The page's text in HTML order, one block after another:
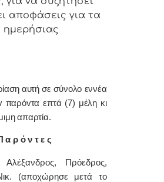
απoφάσεις για τα
ημερήσιας
αυτή σε σύνολο εννέα
παρόvτα επτά (7) μέλη κι
απαρτία.
α ρ ό ν τ ε ς
Αλέξανδρος, Πρόεδρoς,
(αποχώρησε μετά το